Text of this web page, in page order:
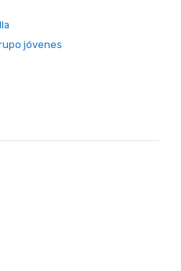
jóvenes